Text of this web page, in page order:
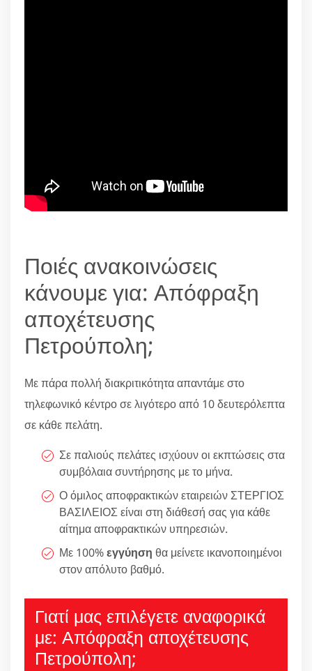
Ποιές ανακοινώσεις
κάνουμε για: Απόφραξη
αποχέτευσης
Πετρούπολη;
Με πάρα πολλή διακριτικότητα απαντάμε στο
τηλεφωνικό κέντρο σε λιγότερο από 10 δευτερόλεπτα
σε κάθε πελάτη.
Σε παλιούς πελάτες ισχύουν οι εκπτώσεις στα
συμβόλαια συντήρησης με το μήνα.
Ο όμιλος αποφρακτικών εταιρειών ΣΤΕΡΓΙΟΣ
ΒΑΣΙΛΕΙΟΣ είναι στη διάθεσή σας για κάθε
αίτημα αποφρακτικών υπηρεσιών.
Με 100%εγγύηση θα μείνετε ικανοποιημένοι
στον απόλυτο βαθμό.
Γιατί μας επιλέγετε αναφορικά
με: Απόφραξη αποχέτευσης
Πετρούπολη;